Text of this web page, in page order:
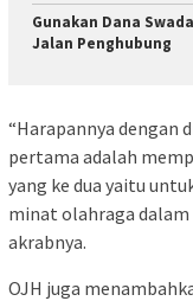
Gunakan Dana
Jalan Penghubung
“Harapannya dengan
pertama adalah
yang ke dua yaitu
minat olahraga dalam
akrabnya.
OJH juga